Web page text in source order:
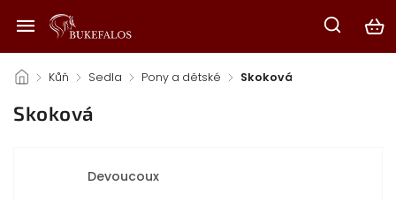
/ Kůň / Sedla / Pony a dětské / Skoková
Skoková
Devoucoux